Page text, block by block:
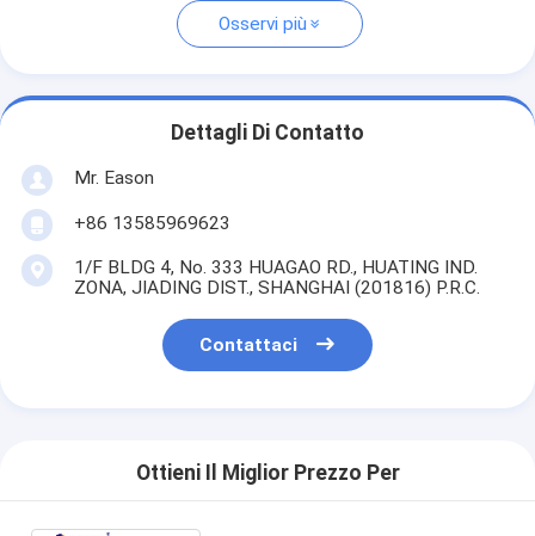
Osservi più
Dettagli Di Contatto
Mr. Eason
+86 13585969623
1/F BLDG 4, No. 333 HUAGAO RD., HUATING IND.
ZONA, JIADING DIST., SHANGHAI (201816) P.R.C.
Contattaci
Ottieni Il Miglior Prezzo Per